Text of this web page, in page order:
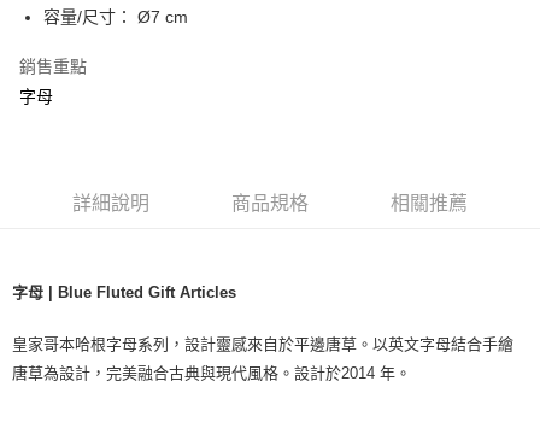
容量/尺寸： Ø7 cm
銷售重點
字母
詳細說明 商品規格 相關推薦
字母 | Blue Fluted Gift Articles
皇家哥本哈根字母系列，設計靈感來自於平邊唐草。以英文字母結合手繪
唐草為設計，完美融合古典與現代風格。設計於2014 年。